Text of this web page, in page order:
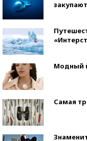
Модный
Самая